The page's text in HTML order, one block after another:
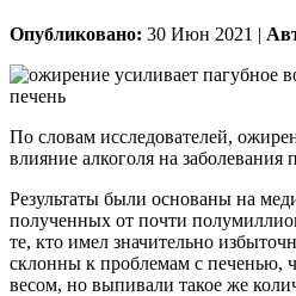
Опубликовано: 30 Июн 2021 |
По словам исследователей,
влияние алкоголя на заболевания
Результаты были основаны на
полученных от почти
те, кто имел значительно
склонны к проблемам с печенью,
весом, но выпивали такое же